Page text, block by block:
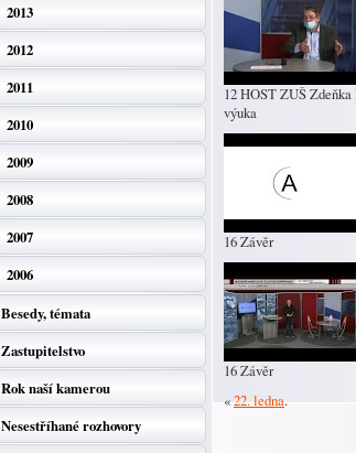
2013
2012
2011
2010
2009
2008
2007
2006
Besedy, témata
Zastupitelstvo
Rok naší kamerou
Nesestříhané rozhovory
12 HOST ZUŠ
výuka
16 Závěr
16 Závěr
«22. ledna.